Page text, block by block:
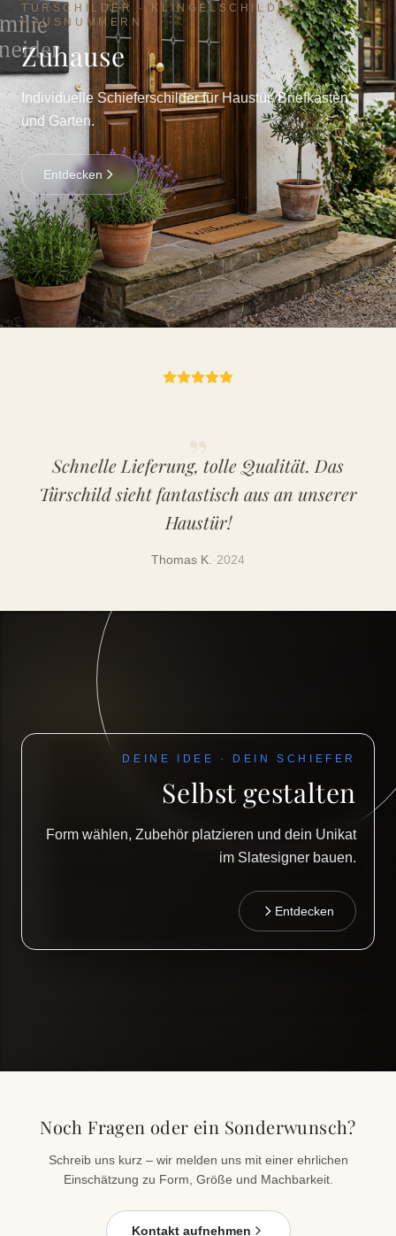
TÜRSCHILDER · KLINGELSCHILDER ·
HAUSNUMMERN
Zuhause
Individuelle Schieferschilder für Haustür, Briefkasten
und Garten.
Entdecken
„
Schnelle Lieferung, tolle Qualität. Das
Türschild sieht fantastisch aus an unserer
Haustür!
Thomas K. ·2024
DEINE IDEE · DEIN SCHIEFER
Selbst gestalten
Form wählen, Zubehör platzieren und dein Unikat
im Slatesigner bauen.
Entdecken
Noch Fragen oder ein Sonderwunsch?
Schreib uns kurz – wir melden uns mit einer ehrlichen
Einschätzung zu Form, Größe und Machbarkeit.
Kontakt aufnehmen